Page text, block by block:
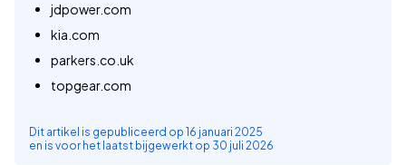
jdpower.com
kia.com
parkers.co.uk
topgear.com
Dit artikel is gepubliceerd op 16 januari 2025
en is voor het laatst bijgewerkt op 30 juli 2026